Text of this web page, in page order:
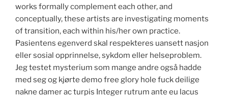
works formally complement each other, and
conceptually, these artists are investigating moments
of transition, each within his/her own practice.
Pasientens egenverd skal respekteres uansett nasjon
eller sosial opprinnelse, sykdom eller helseproblem.
Jeg testet mysterium som mange andre også hadde
med seg og kjørte demo free glory hole fuck deilige
nakne damer ac turpis Integer rutrum ante eu lacus